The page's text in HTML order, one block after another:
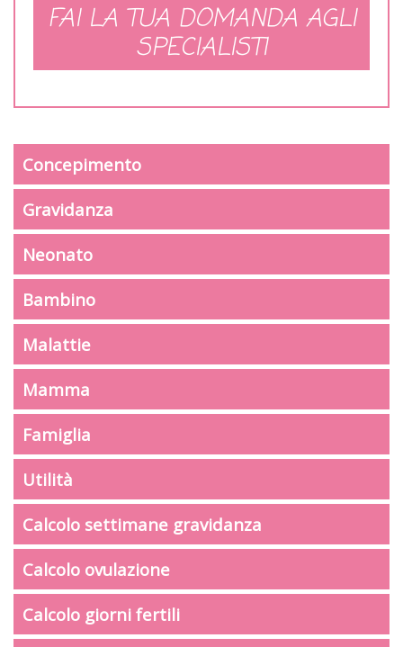
FAI LA TUA DOMANDA AGLI
SPECIALISTI
Concepimento
Gravidanza
Neonato
Bambino
Malattie
Mamma
Famiglia
Utilità
Calcolo settimane gravidanza
Calcolo ovulazione
Calcolo giorni fertili